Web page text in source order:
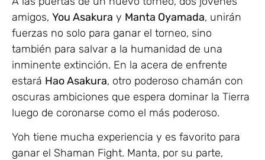
amigos, You Asakura y Manta Oyamada, unirán
fuerzas no solo para ganar el torneo, sino
también para salvar a la humanidad de una
inminente extinción. En la acera de enfrente
estará Hao Asakura, otro poderoso chamán con
oscuras ambiciones que espera dominar la Tierra
luego de coronarse como el más poderoso.
Yoh tiene mucha experiencia y es favorito para
ganar el Shaman Fight. Manta, por su parte,